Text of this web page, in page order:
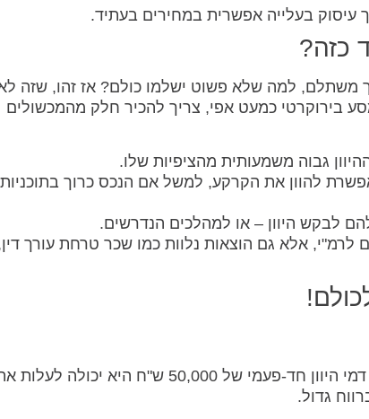
בעלייה אפשרית במחירים בעתיד.
כזה?
למה שלא פשוט ישלמו כולם? אז זהו, שזה
בירוקרטי כמעט אפי, צריך להכיר חלק מהמכשולים
גבוה משמעותית מהציפיות שלו.
להוון את הקרקע, למשל אם הנכס כרוך בתוכניות
לבקש היוון – או למהלכים הנדרשים.
לרמ"י, אלא גם הוצאות נלוות כמו שכר טרחת עורך
עדי, בעלת דירה בקרקע למגורים, גילתה שבתשלום דמי היוון חד-פעמי של 50,000 ש"ח היא